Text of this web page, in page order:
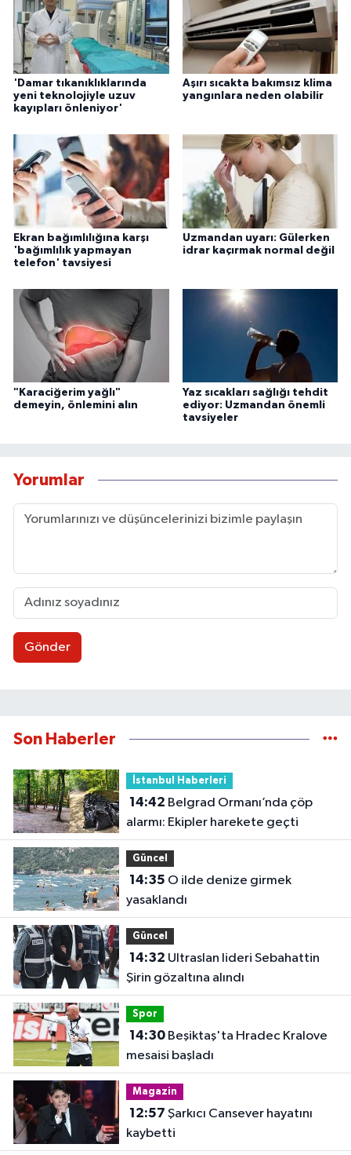
'Damar tıkanıklıklarında
yeni teknolojiyle uzuv
kayıpları önleniyor'
Aşırı sıcakta bakımsız klima
yangınlara neden olabilir
Ekran bağımlılığına karşı
'bağımlılık yapmayan
telefon' tavsiyesi
Uzmandan uyarı: Gülerken
idrar kaçırmak normal değil
"Karaciğerim yağlı"
demeyin, önlemini alın
Yaz sıcakları sağlığı tehdit
ediyor: Uzmandan önemli
tavsiyeler
Yorumlar
Gönder
Son Haberler
İstanbul Haberleri
14:42
alarmı: Ekipler harekete geçti
Güncel
14:35
yasaklandı
Güncel
14:32
Şirin gözaltına alındı
Spor
14:30Beşiktaş'ta Hradec Kralove
mesaisi başladı
Magazin
12:57
kaybetti